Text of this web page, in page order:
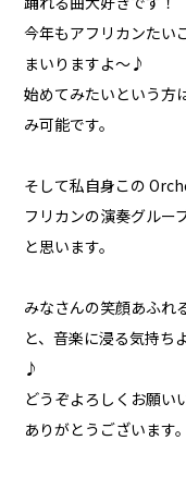
今年もアフリカンたい
まいりますよ～♪
始めてみたいという方
み可能です。
そして私自身この
フリカンの演奏グルー
と思います。
みなさんの笑顔あふれ
と、音楽に浸る気持ち
♪
どうぞよろしくお願い
ありがとうございます。